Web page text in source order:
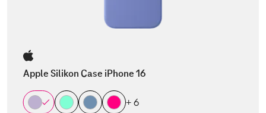
Apple Silikon Case iPhone 16
+ 6